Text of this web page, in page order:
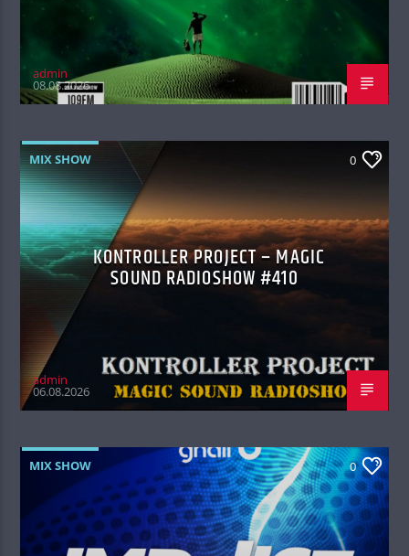
admin
08.08.2026
MIX SHOW 0
KONTROLLER PROJECT – MAGIC
SOUND RADIOSHOW #410
admin
06.08.2026
MIX SHOW 0